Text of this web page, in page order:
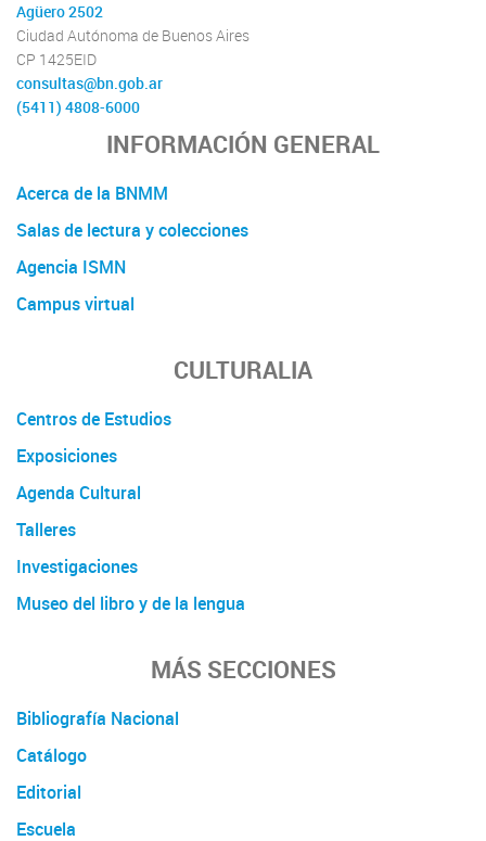
Agüero 2502
Ciudad Autónoma de Buenos Aires
CP 1425EID
consultas@bn.gob.ar
(5411) 4808-6000
INFORMACIÓN GENERAL
Acerca de la BNMM
Salas de lectura y colecciones
Agencia ISMN
Campus virtual
CULTURALIA
Centros de Estudios
Exposiciones
Agenda Cultural
Talleres
Investigaciones
Museo del libro y de la lengua
MÁS SECCIONES
Bibliografía Nacional
Catálogo
Editorial
Escuela